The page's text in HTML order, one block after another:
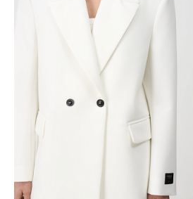
Добавить в корзину
L